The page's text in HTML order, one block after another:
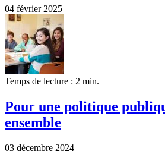
04 février 2025
Temps de lecture : 2 min.
Pour une politique
ensemble
03 décembre 2024